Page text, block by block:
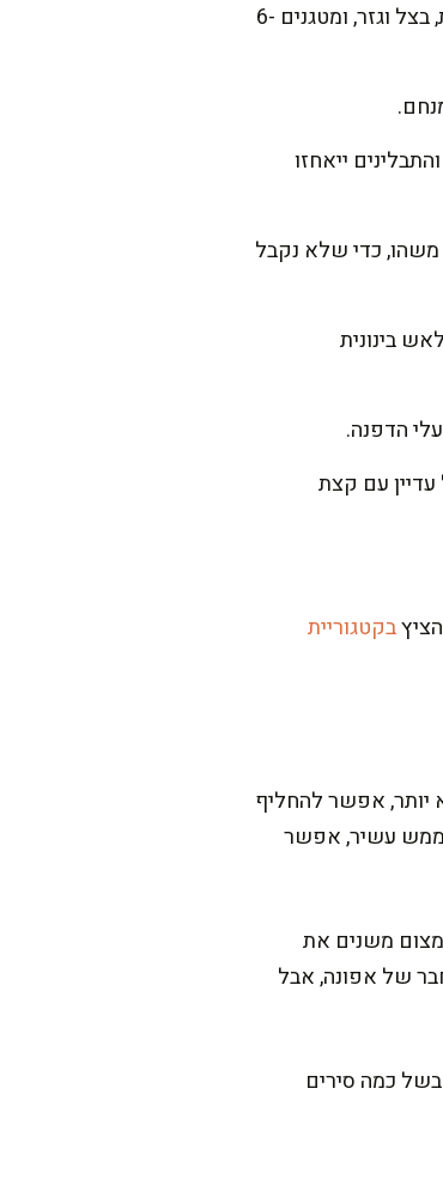
מחממים את סיר הלחץ על מצב טיגון/השחמה (או על אש בינונית אם זה סיר לחץ רגיל). מוסיפים שמן זית, בצל וגזר, ומטגנים 6-
ייאחזו
משהו, כדי שלא נקבל
לאש בינונית
וקטיפתי אבל עדיין עם קצת
בקטגוריית
יותר, אפשר להחליף
מרק ממש עשיר, אפשר
משנים את
של אפונה, אבל
כמה סירים